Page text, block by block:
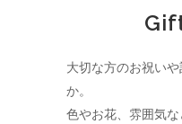
大切な方のお祝い
か。
色やお花、雰囲気